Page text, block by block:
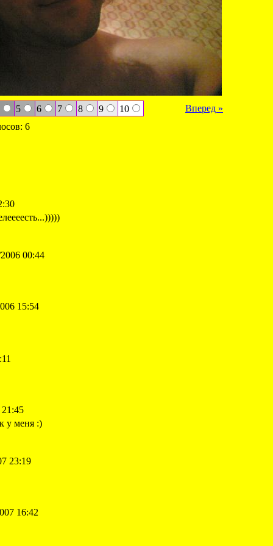
5 6 7 8 9 10
Вперед »
6
00:44
15:54
у меня :)
23:19
16:42